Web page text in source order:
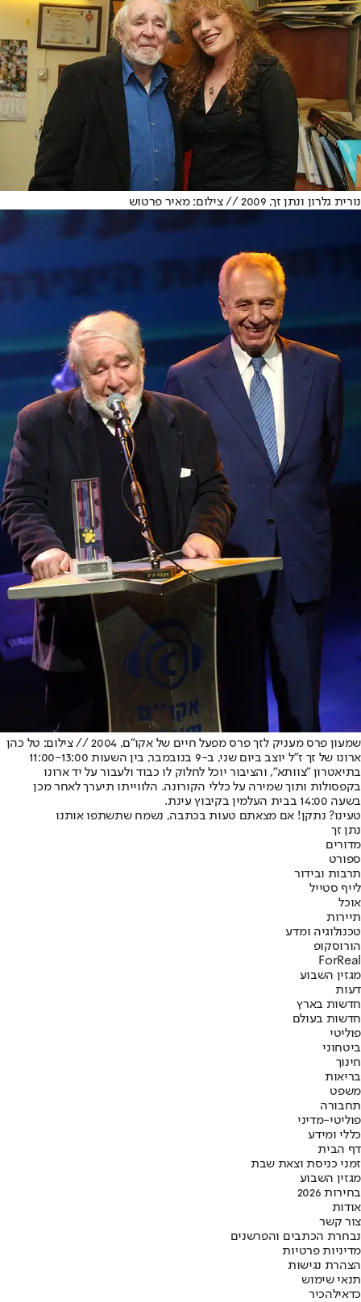
נורית גלרון ונתן זך, 2009 // צילום: מאיר פרטוש
שמעון פרס מעניק לזך פרס מפעל חיים של אקו"ם, 2004 // צילום: טל כהן
ארונו של זך ז"ל יוצב ביום שני, ב-9 בנובמבר, בין השעות 11:00-13:00
בתיאטרון "צוותא", והציבור יוכל לחלוק לו כבוד ולעבור על יד ארונו
בקפסולות ותוך שמירה על כללי הקורונה. הלווייתו תיערך לאחר מכן
בשעה 14:00 בבית העלמין בקיבוץ עינת.
טעינו? נתקן! אם מצאתם טעות בכתבה, נשמח שתשתפו אותנו
נתן זך
מדורים
ספורט
תרבות ובידור
לייף סטייל
אוכל
תיירות
טכנולוגיה ומדע
הורוסקופ
ForReal
מגזין השבוע
דעות
חדשות בארץ
חדשות בעולם
פוליטי
ביטחוני
חינוך
בריאות
משפט
תחבורה
פוליטי-מדיני
כללי ומידע
דף הבית
זמני כניסת וצאת שבת
מגזין השבוע
בחירות 2026
אודות
צור קשר
נבחרת הכתבים והפרשנים
מדיניות פרטיות
הצהרת נגישות
תנאי שימוש
כדאילהכיר